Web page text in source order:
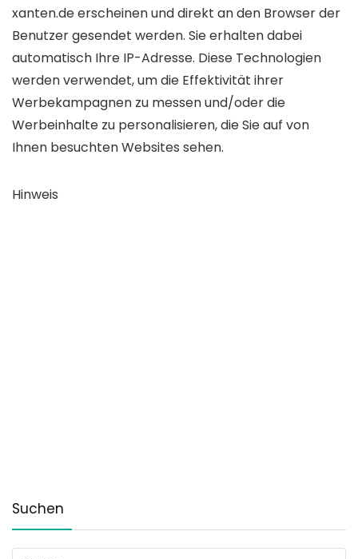
xanten.de erscheinen und direkt an den Browser der
Benutzer gesendet werden. Sie erhalten dabei
automatisch Ihre IP-Adresse. Diese Technologien
werden verwendet, um die Effektivität ihrer
Werbekampagnen zu messen und/oder die
Werbeinhalte zu personalisieren, die Sie auf von
Ihnen besuchten Websites sehen.
Hinweis
Suchen